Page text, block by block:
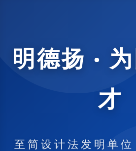
明德扬 ·
才
至简设计法发明单